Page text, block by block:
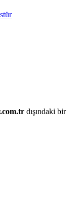
dışındaki bir